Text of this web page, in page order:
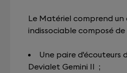
Le Matériel comprend un
indissociable composé de
Une paire d'écouteurs
Devialet Gemini II ;